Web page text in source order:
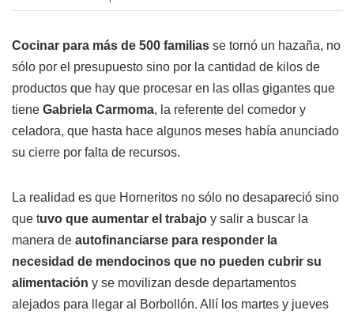
Cocinar para más de 500 familias se tornó un hazaña, no
sólo por el presupuesto sino por la cantidad de kilos de
productos que hay que procesar en las ollas gigantes que
tiene Gabriela Carmoma, la referente del comedor y
celadora, que hasta hace algunos meses había anunciado
su cierre por falta de recursos.
La realidad es que Horneritos no sólo no desapareció sino
que tuvo que aumentar el trabajo y salir a buscar la
manera de autofinanciarse para responder la
necesidad de mendocinos que no pueden cubrir su
alimentación y se movilizan desde departamentos
alejados para llegar al Borbollón. Allí los martes y jueves